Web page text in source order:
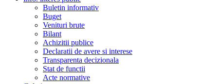
Buletin informativ
Buget
Venituri brute
Bilant
Achizitii publice
Declaratii de avere si interese
Transparenta decizionala
Stat de functii
Acte normative